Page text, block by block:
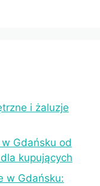
i żaluzje
Gdańsku od
kupujących
w Gdańsku: